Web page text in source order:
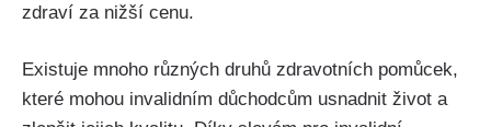
zdraví za nižší cenu.
Existuje mnoho různých druhů zdravotních pomůcek,
které mohou invalidním důchodcům usnadnit život a